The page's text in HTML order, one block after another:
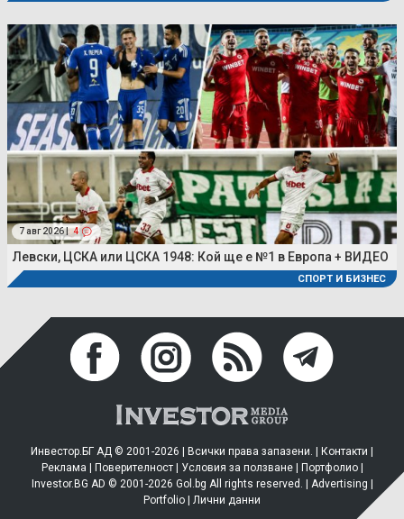
7 авг 2026 | 4
Левски, ЦСКА или ЦСКА 1948: Кой ще е №1 в Европа + ВИДЕО
СПОРТ И БИЗНЕС
Инвестор.БГ АД © 2001-2026 | Всички права запазени. | Контакти
Реклама
Поверителност| Условия за ползване| Портфолио|
Investor.BG AD © 2001-2026 Gol.bg All rights reserved. | Advertising
Portfolio
Лични данни